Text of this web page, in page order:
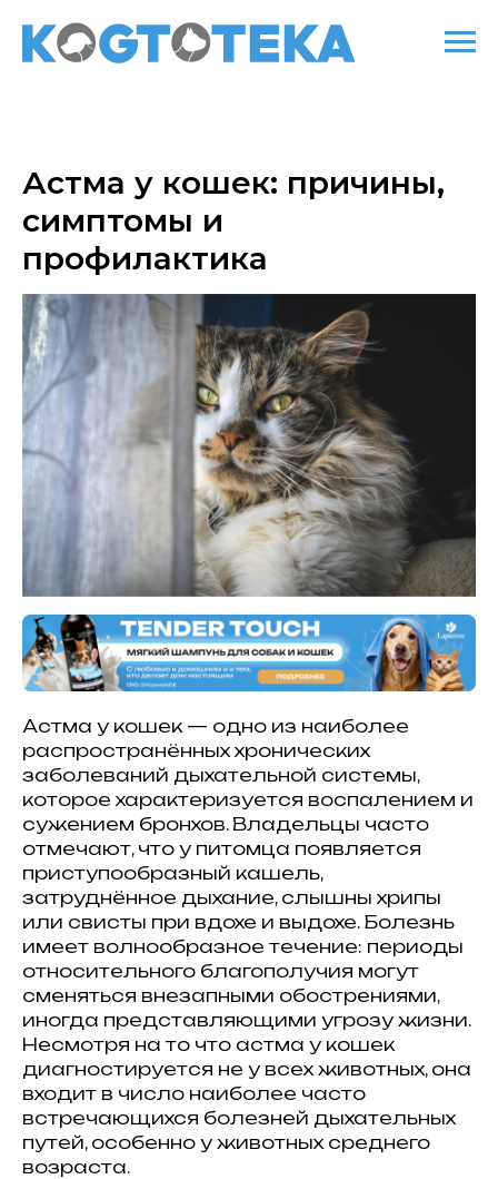
Астма у кошек: причины,
симптомы и
профилактика
Астма у кошек — одно из наиболее
распространённых хронических
заболеваний дыхательной системы,
которое характеризуется воспалением и
сужением бронхов. Владельцы часто
отмечают, что у питомца появляется
приступообразный кашель,
затруднённое дыхание, слышны хрипы
или свисты при вдохе и выдохе. Болезнь
имеет волнообразное течение: периоды
относительного благополучия могут
сменяться внезапными обострениями,
иногда представляющими угрозу жизни.
Несмотря на то что астма у кошек
диагностируется не у всех животных, она
входит в число наиболее часто
встречающихся болезней дыхательных
путей, особенно у животных среднего
возраста.